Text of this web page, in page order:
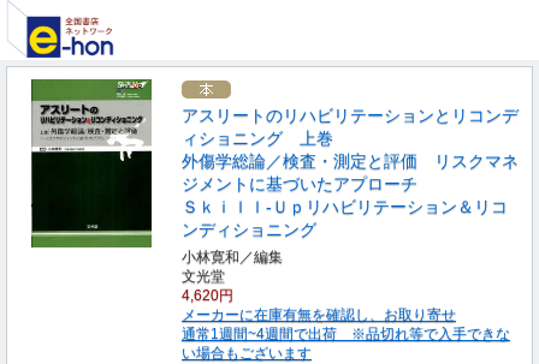
アスリートのリハビリテーションとリコンデ
ィショニング 上巻
外傷学総論／検査・測定と評価 リスクマネ
ジメントに基づいたアプローチ
Ｓｋｉｌｌ‐Ｕｐリハビリテーション＆リコ
ンディショニング
小林寛和／編集
文光堂
4,620円
メーカーに在庫有無を確認し、お取り寄せ
通常1週間~4週間で出荷 ※品切れ等で入手できな
い場合もございます